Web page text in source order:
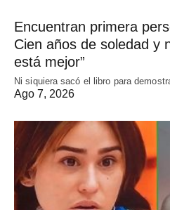
Encuentran primera
Cien años de soledad y
está mejor”
Ni siquiera sacó el libro para
Ago 7, 2026